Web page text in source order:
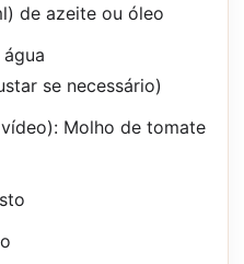
de azeite ou óleo
se necessário)
Molho de tomate